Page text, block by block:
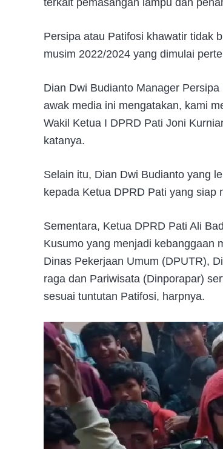
terkait pemasangan lampu dan
Persipa atau Patifosi khawatir tidak
musim 2022/2024 yang dimulai
Dian Dwi Budianto Manager
awak media ini mengatakan, kami
Wakil Ketua I DPRD Pati Joni
katanya.
Selain itu, Dian Dwi Budianto yang
kepada Ketua DPRD Pati yang siap
Sementara, Ketua DPRD Pati Ali
Kusumo yang menjadi kebanggaan
Dinas Pekerjaan Umum (DPUTR),
raga dan Pariwisata (Dinporapar)
sesuai tuntutan Patifosi, harpnya.